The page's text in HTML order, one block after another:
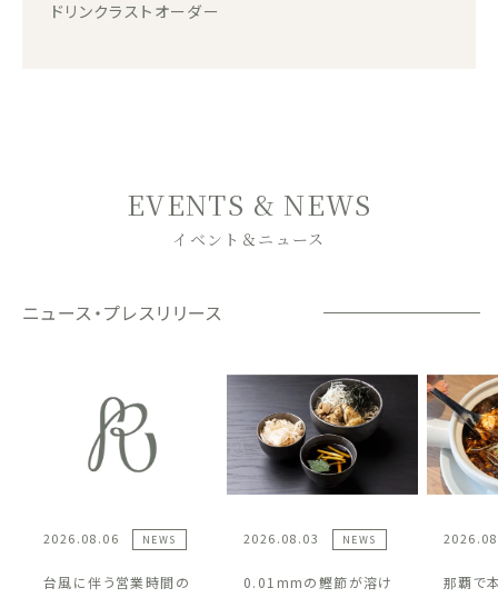
ドリンクラストオーダー
EVENTS & NEWS
イベント＆ニュース
ニュース・プレスリリース
2026.08.06 NEWS
台風に伴う営業時間の
2026.08.03 NEWS
0.01mmの鰹節が溶け
那覇で